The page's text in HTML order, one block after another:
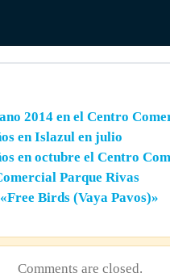
2014 en el Centro
en Islazul en julio
en octubre el Centro
Parque Rivas
Birds (Vaya Pavos)»
Comments are closed.